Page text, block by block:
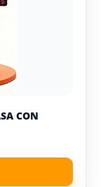
CON